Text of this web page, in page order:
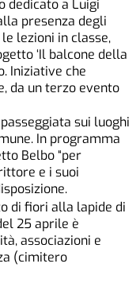
dedicato a Luigi
presenza degli
lezioni in classe,
‘Il balcone della
Iniziative che
da un terzo evento
sui luoghi
In programma
Belbo “per
e i suoi
di fiori alla lapide di
25 aprile è
associazioni e
(cimitero